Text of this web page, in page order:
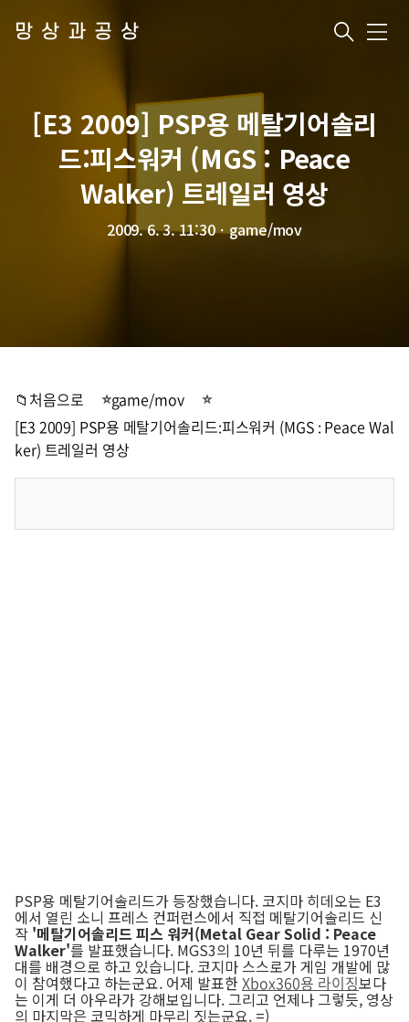
망상과공상 메
[E3 2009] PSP용 메탈기어솔리
드:피스워커 (MGS : Peace
Walker) 트레일러 영상
2009. 6. 3. 11:30ㆍgame/mov
📁처음으로
game/mov
[E3 2009] PSP용 메탈기어솔리드:피스워커 (MGS : Peace Wal
ker) 트레일러 영상
PSP용 메탈기어솔리드가 등장했습니다. 코지마 히데오는 E3
에서 열린 소니 프레스 컨퍼런스에서 직접 메탈기어솔리드 신
작 '메탈기어솔리드 피스 워커(Metal Gear Solid : Peace
Walker'를 발표했습니다. MGS3의 10년 뒤를 다루는 1970년
대를 배경으로 하고 있습니다. 코지마 스스로가 게임 개발에 많
이 참여했다고 하는군요. 어제 발표한Xbox360용 라이징보다
는 이게 더 아우라가 강해보입니다. 그리고 언제나 그렇듯, 영상
의 마지막은 코믹하게 마무리 짓는군요. =)